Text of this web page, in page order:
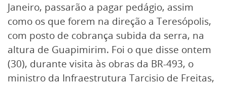
Janeiro, passarão a pagar pedágio, assim
como os que forem na direção a Teresópolis,
com posto de cobrança subida da serra, na
altura de Guapimirim. Foi o que disse ontem
(30), durante visita às obras da BR-493, o
ministro da Infraestrutura Tarcisio de Freitas,